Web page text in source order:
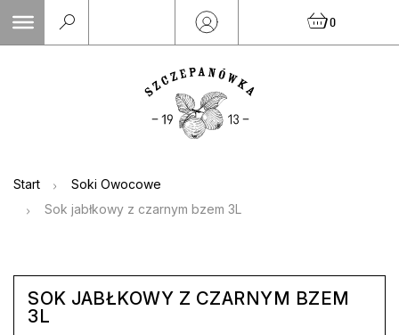
Skip
0
Start
Soki Owocowe
Sok jabłkowy z czarnym bzem 3L
SOK JABŁKOWY Z CZARNYM BZEM
3L